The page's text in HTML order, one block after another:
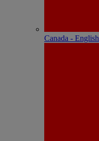
Canada - English